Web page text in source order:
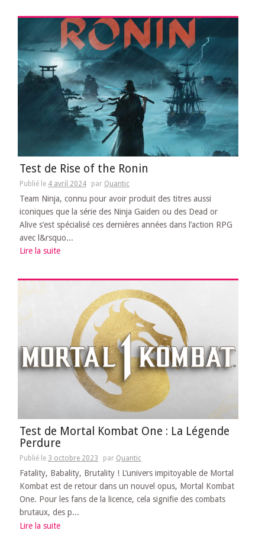
Test de Rise of the Ronin
Publié le 4 avril 2024 par Quantic
Team Ninja, connu pour avoir produit des titres aussi
iconiques que la série des Ninja Gaiden ou des Dead or
Alive s’est spécialisé ces dernières années dans l’action RPG
avec l&rsquo...
Lire la suite
Test de Mortal Kombat One : La Légende
Perdure
Publié le 3 octobre 2023 par Quantic
Fatality, Babality, Brutality ! L’univers impitoyable de Mortal
Kombat est de retour dans un nouvel opus, Mortal Kombat
One. Pour les fans de la licence, cela signifie des combats
brutaux, des p...
Lire la suite